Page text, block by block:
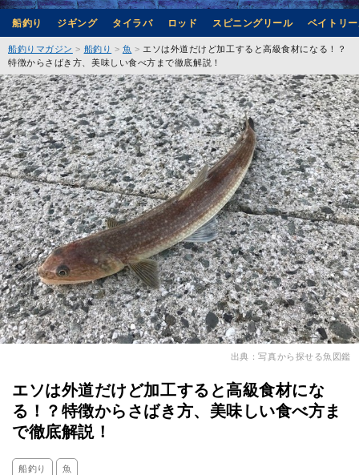
船釣り ジギング タイラバ ロッド スピニングリール ベイトリ
船釣りマガジン 船釣り 魚
エソは外道だけど加工すると高級食材になる！？
特徴からさばき方、美味しい食べ方まで徹底解説！
出典：写真から探せる魚図鑑
エソは外道だけど加工すると高級食材にな
る！？特徴からさばき方、美味しい食べ方ま
で徹底解説！
船釣り 魚